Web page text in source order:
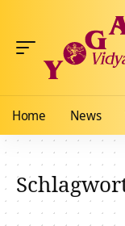
Home News